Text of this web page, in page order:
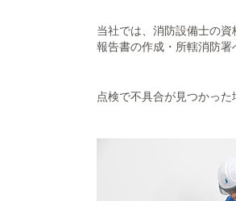
当社では、消防設備士の
報告書の作成・所轄消防
点検で不具合が見つかっ